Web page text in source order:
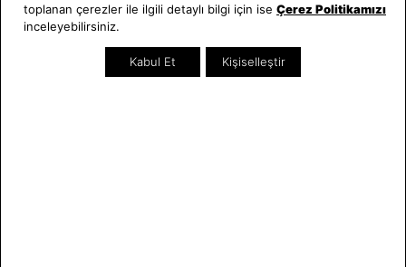
Online Özel
toplanan çerezler ile ilgili detaylı bilgi için ise Çerez Politikamızı
inceleyebilirsiniz.
Kabul Et Kişiselleştir